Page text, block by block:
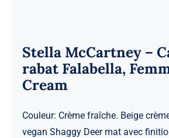
Stella McCartney –
rabat Falabella,
Cream
Couleur: Crème fraîche. Beige
vegan Shaggy Deer mat avec